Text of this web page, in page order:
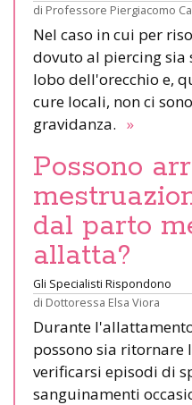
di Professore Piergiacomo
Nel caso in cui per
dovuto al piercing sia
lobo dell'orecchio e,
cure locali, non ci
gravidanza. »
Possono
dal parto
allatta?
Gli Specialisti Rispondono
di Dottoressa Elsa Viora
Durante
possono sia ritornare
verificarsi episodi di
sanguinamenti